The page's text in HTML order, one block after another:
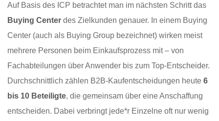
Auf Basis des ICP betrachtet man im nächsten Schritt das
Buying Center des Zielkunden genauer. In einem Buying
Center (auch als Buying Group bezeichnet) wirken meist
mehrere Personen beim Einkaufsprozess mit – von
Fachabteilungen über Anwender bis zum Top-Entscheider.
Durchschnittlich zählen B2B-Kaufentscheidungen heute 6
bis 10 Beteiligte, die gemeinsam über eine Anschaffung
entscheiden. Dabei verbringt jede*r Einzelne oft nur wenig